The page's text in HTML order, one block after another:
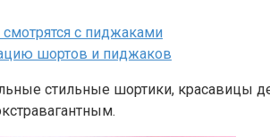
с пиджаками
шортов и пиджаков
стильные шортики,